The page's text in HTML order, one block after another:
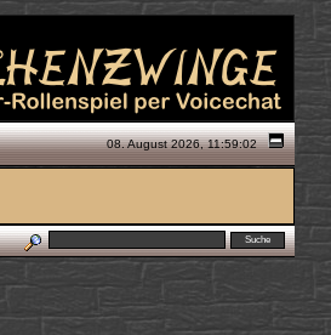
08. August 2026, 11:59:02